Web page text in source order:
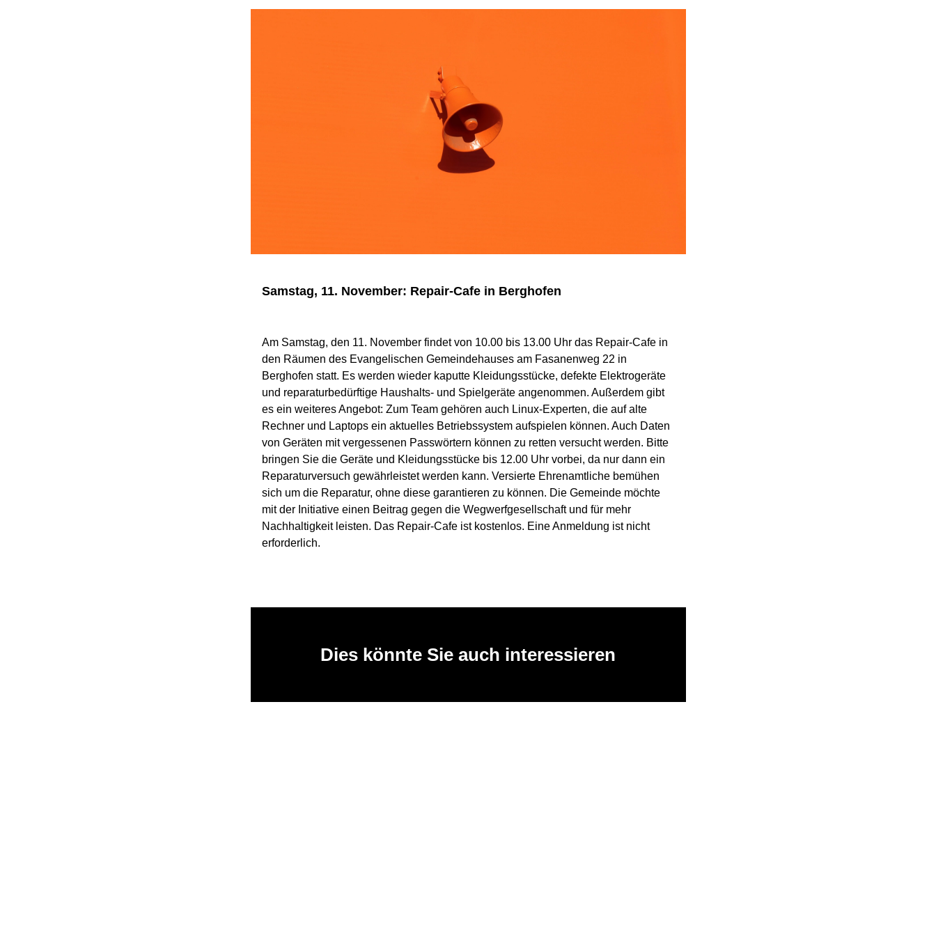
Samstag, 11. November: Repair-Cafe in Berghofen
Am Samstag, den 11. November findet von 10.00 bis 13.00 Uhr das Repair-Cafe in
den Räumen des Evangelischen Gemeindehauses am Fasanenweg 22 in
Berghofen statt. Es werden wieder kaputte Kleidungsstücke, defekte Elektrogeräte
und reparaturbedürftige Haushalts- und Spielgeräte angenommen. Außerdem gibt
es ein weiteres Angebot: Zum Team gehören auch Linux-Experten, die auf alte
Rechner und Laptops ein aktuelles Betriebssystem aufspielen können. Auch Daten
von Geräten mit vergessenen Passwörtern können zu retten versucht werden. Bitte
bringen Sie die Geräte und Kleidungsstücke bis 12.00 Uhr vorbei, da nur dann ein
Reparaturversuch gewährleistet werden kann. Versierte Ehrenamtliche bemühen
sich um die Reparatur, ohne diese garantieren zu können. Die Gemeinde möchte
mit der Initiative einen Beitrag gegen die Wegwerfgesellschaft und für mehr
Nachhaltigkeit leisten. Das Repair-Cafe ist kostenlos. Eine Anmeldung ist nicht
erforderlich.
Dies könnte Sie auch interessieren